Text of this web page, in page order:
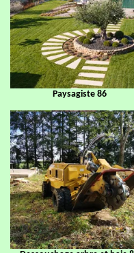
Paysagiste 86